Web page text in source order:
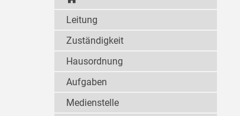
Leitung
Zuständigkeit
Hausordnung
Aufgaben
Medienstelle